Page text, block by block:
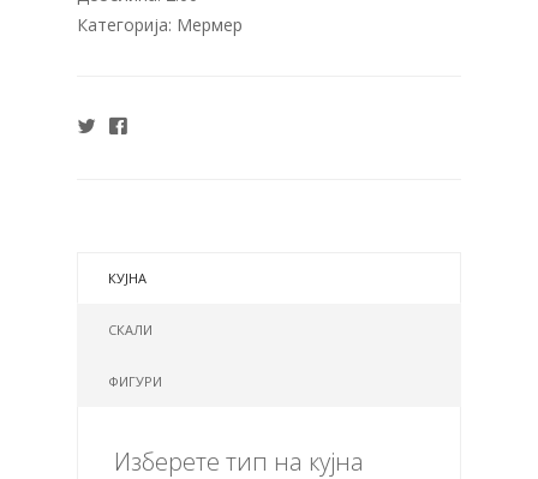
Категорија: Мермер
КУЈНА
СКАЛИ
ФИГУРИ
Изберете тип на кујна